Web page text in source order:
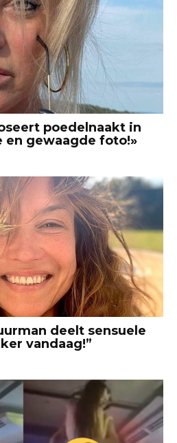
poedelnaakt in
en gewaagde foto!»
deelt sensuele
vandaag!”